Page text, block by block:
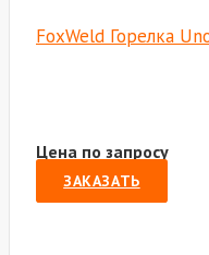
FoxWeld Горелка
Цена по запросу
ЗАКАЗАТЬ